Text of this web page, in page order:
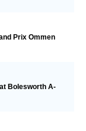
Prix Ommen
Bolesworth A-